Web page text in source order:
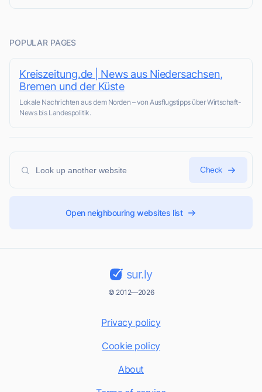
POPULAR PAGES
Kreiszeitung.de | News aus Niedersachsen,
Bremen und der Küste
Lokale Nachrichten aus dem Norden – von Ausflugstipps über Wirtschaft-
News bis Landespolitik.
Check
Open neighbouring websites list
sur.ly
© 2012—2026
Privacy policy
Cookie policy
About